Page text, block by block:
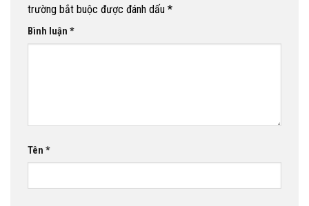
trường bắt buộc được đánh dấu *
Bình luận *
Tên *